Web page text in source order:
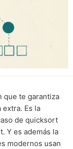
que te garantiza
Es la
de quicksort
Y es además la
modernos usan